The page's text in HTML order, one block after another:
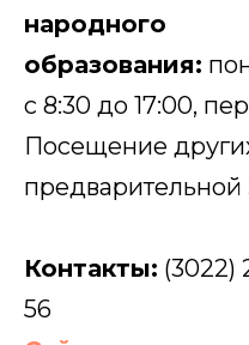
народного
образования:
с 8:30 до 17:00,
Посещение
предварительной
Контакты: (3022)
56